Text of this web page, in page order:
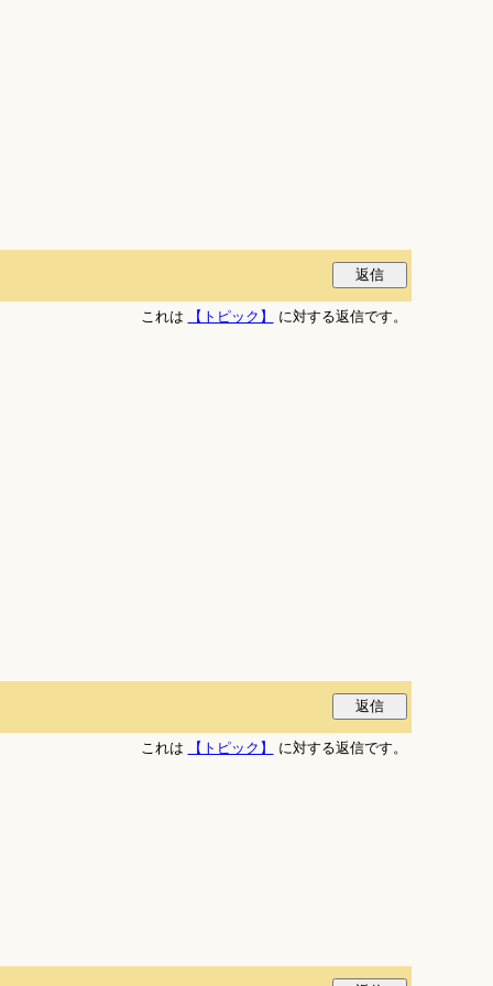
これは 【トピック】 に対する返信です。
これは 【トピック】 に対する返信です。